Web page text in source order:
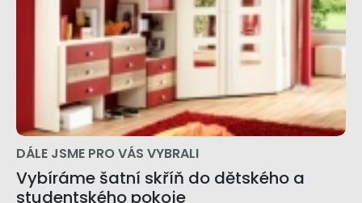
DÁLE JSME PRO VÁS VYBRALI
Vybíráme šatní skříň do dětského a
studentského pokoje